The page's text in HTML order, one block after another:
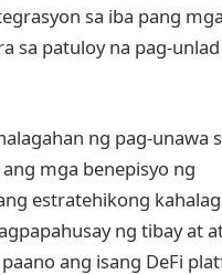
sa iba pang mga
sa patuloy na pag-
ng pag-unawa
mga benepisyo ng
estratehikong
ng tibay at
ang isang DeFi